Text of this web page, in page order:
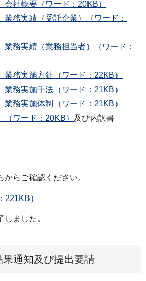
社概要（ワード：20KB）
務実績（受託企業）（ワード：
務実績（業務担当者）（ワード：
務実施方針（ワード：22KB）
務実施手法（ワード：21KB）
務実施体制（ワード：21KB）
ワード：20KB） 及び内訳書
らご確認ください。
221KB）
ました。
通知及び提出要請